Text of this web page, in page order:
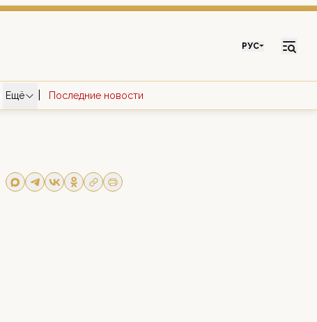
РУС
Ещё Последние новости